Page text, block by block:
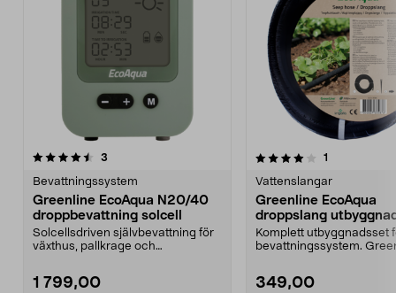
3
Bevattningssystem
Greenline EcoAqua N20/40
droppbevattning solcell
Solcellsdriven självbevattning för
växthus, pallkrage och
1 799,00
4.0av 5 stjärnor 1
Vattenslangar
Greenline EcoAqua
droppslang
10 m
Komplett utbyggnadsset
bevattningssystem.
349,00
0.0 av 5 stjärnor